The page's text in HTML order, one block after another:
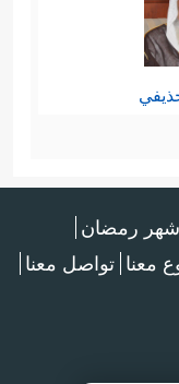
هُمُ
أو
موظّفٍ في
شهر رمضان
معنا تواصل معنا